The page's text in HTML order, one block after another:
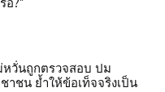
หวั่นถูกตรวจสอบ ปม
าชน ย้ำให้ข้อเท็จจริงเป็น